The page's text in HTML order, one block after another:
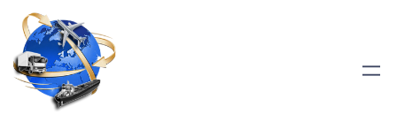
Saltar
contenido